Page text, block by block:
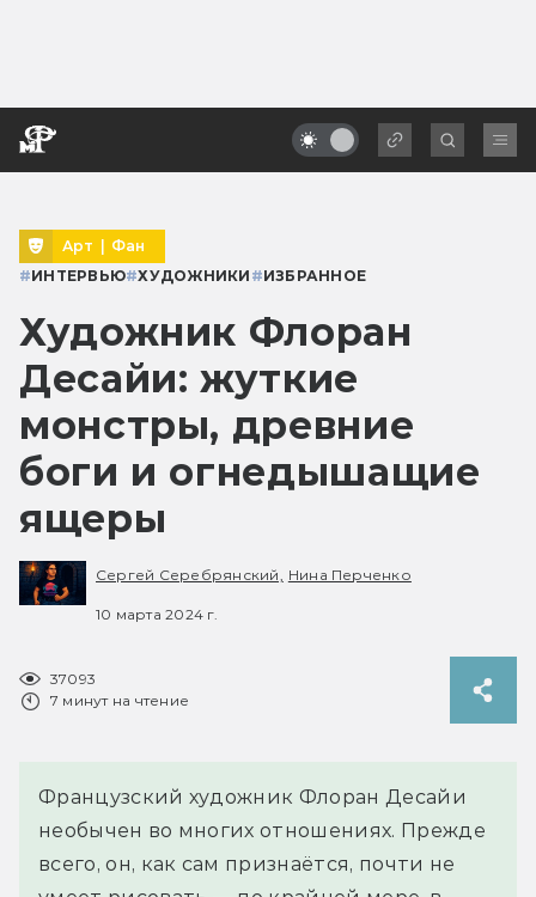
Арт | Фан
#ИНТЕРВЬЮ#ХУДОЖНИКИ #ИЗБРАННОЕ
Художник Флоран
Десайи: жуткие
монстры, древние
боги и огнедышащие
ящеры
Сергей Серебрянский, Нина Перченко
10 марта 2024 г.
37093
7 минут на чтение
Французский художник Флоран Десайи
необычен во многих отношениях. Прежде
всего, он, как сам признаётся, почти не